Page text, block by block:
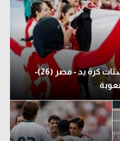
مباشر كأس العالم للناشئات كرة يد - مصر (26)-